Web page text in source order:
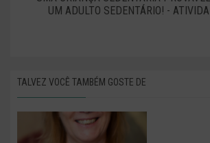
UM ADULTO SEDENTÁRIO! -
TALVEZ VOCÊ TAMBÉM GOSTE DE